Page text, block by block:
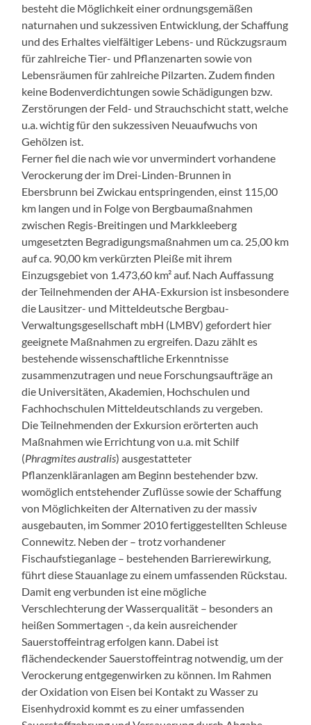
besteht die Möglichkeit einer ordnungsgemäßen
naturnahen und sukzessiven Entwicklung, der Schaffung
und des Erhaltes vielfältiger Lebens- und Rückzugsraum
für zahlreiche Tier- und Pflanzenarten sowie von
Lebensräumen für zahlreiche Pilzarten. Zudem finden
keine Bodenverdichtungen sowie Schädigungen bzw.
Zerstörungen der Feld- und Strauchschicht statt, welche
u.a. wichtig für den sukzessiven Neuaufwuchs von
Gehölzen ist.
Ferner fiel die nach wie vor unvermindert vorhandene
Verockerung der im Drei-Linden-Brunnen in
Ebersbrunn bei Zwickau entspringenden, einst 115,00
km langen und in Folge von Bergbaumaßnahmen
zwischen Regis-Breitingen und Markkleeberg
umgesetzten Begradigungsmaßnahmen um ca. 25,00 km
auf ca. 90,00 km verkürzten Pleiße mit ihrem
Einzugsgebiet von 1.473,60 km² auf. Nach Auffassung
der Teilnehmenden der AHA-Exkursion ist insbesondere
die Lausitzer- und Mitteldeutsche Bergbau-
Verwaltungsgesellschaft mbH (LMBV) gefordert hier
geeignete Maßnahmen zu ergreifen. Dazu zählt es
bestehende wissenschaftliche Erkenntnisse
zusammenzutragen und neue Forschungsaufträge an
die Universitäten, Akademien, Hochschulen und
Fachhochschulen Mitteldeutschlands zu vergeben.
Die Teilnehmenden der Exkursion erörterten auch
Maßnahmen wie Errichtung von u.a. mit Schilf
(Phragmites australis) ausgestatteter
Pflanzenkläranlagen am Beginn bestehender bzw.
womöglich entstehender Zuflüsse sowie der Schaffung
von Möglichkeiten der Alternativen zu der massiv
ausgebauten, im Sommer 2010 fertiggestellten Schleuse
Connewitz. Neben der – trotz vorhandener
Fischaufstieganlage – bestehenden Barrierewirkung,
führt diese Stauanlage zu einem umfassenden Rückstau.
Damit eng verbunden ist eine mögliche
Verschlechterung der Wasserqualität – besonders an
heißen Sommertagen -, da kein ausreichender
Sauerstoffeintrag erfolgen kann. Dabei ist
flächendeckender Sauerstoffeintrag notwendig, um der
Verockerung entgegenwirken zu können. Im Rahmen
der Oxidation von Eisen bei Kontakt zu Wasser zu
Eisenhydroxid kommt es zu einer umfassenden